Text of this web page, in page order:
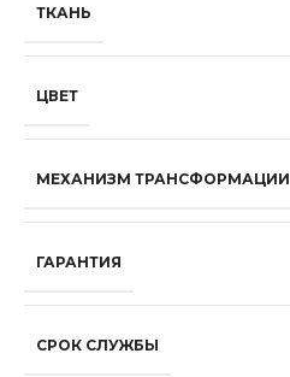
ТКАНЬ
ЦВЕТ
МЕХАНИЗМ ТРАНСФОРМАЦИИ
ГАРАНТИЯ
СРОК СЛУЖБЫ